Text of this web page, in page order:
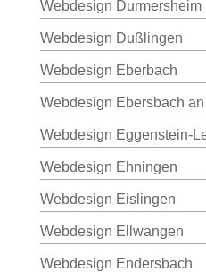
Webdesign Durmersheim
Webdesign Dußlingen
Webdesign Eberbach
Webdesign Ebersbach
Webdesign Eggenstein-
Webdesign Ehningen
Webdesign Eislingen
Webdesign Ellwangen
Webdesign Endersbach